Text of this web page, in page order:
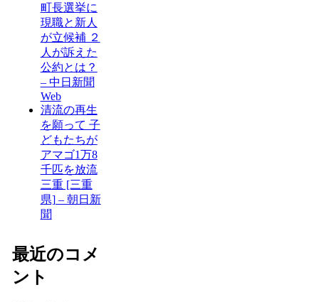
町長選挙に
現職と新人
が立候補 ２
人が訴えた
公約とは？
– 中日新聞
Web
清流の再生
を願って 子
どもたちが
アマゴ1万8
千匹を放流
三重 [三重
県] – 朝日新
聞
最近のコメ
ント